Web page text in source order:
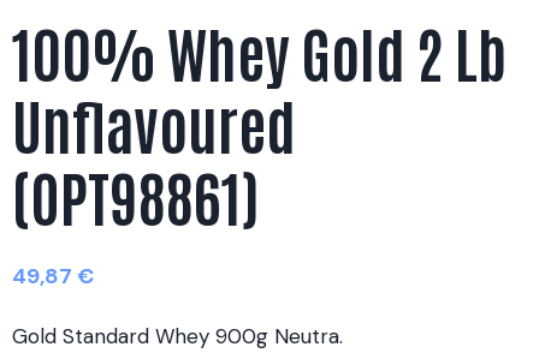
100% Whey Gold 2 Lb
Unflavoured
(OPT98861)
49,87 €
Gold Standard Whey 900g Neutra.